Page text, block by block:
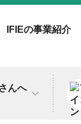
IFIEの事業紹介
んへ